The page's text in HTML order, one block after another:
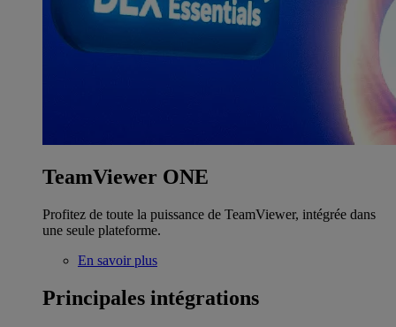
TeamViewer ONE
Profitez de toute la puissance de TeamViewer, intégrée dans
une seule plateforme.
En savoir plus
Principales intégrations